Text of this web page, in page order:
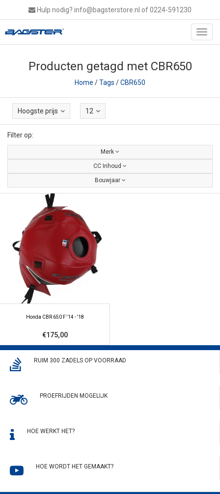
Hulp nodig? info@bagsterstore.nl of 0224-591230
Producten getagd met CBR650
Home /Tags /CBR650
Hoogste prijs 12
Filter op:
Merk
CC Inhoud
Bouwjaar
Honda CBR 650 F '14 - '18
€175,00
RUIM 300 ZADELS OP VOORRAAD
PROEFRIJDEN MOGELIJK
HOE WERKT HET?
HOE WORDT HET GEMAAKT?